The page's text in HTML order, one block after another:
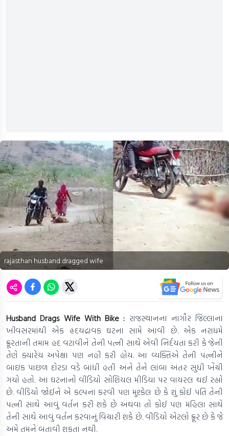
rajasthan husband dragged wife
Husband Drags Wife With Bike : રાજસ્થાનના નાગૌર જિલ્લાના
ખીંવસરમાંથી એક હૃદયદ્રાવક ઘટના સામે આવી છે. એક નરાધમે
ક્રૂરતાની તમામ હદ વટાવીને તેની પત્ની સાથે એવી નિર્દયતા કરી કે જેની
તેણે ક્યારેય અપેક્ષા પણ નહીં કરી હોય. આ વ્યક્તિએ તેની પત્નીને
બાઇક પાછળ દોરડા વડે બાંધી હતી અને તેને લાંબા અંતર સુધી ખેંચી
ગયો હતો. આ ઘટનાનો વીડિયો સોશિયલ મીડિયા પર વાયરલ થઈ રહ્યો
છે. વીડિયો જોઈને એ કલ્પના કરવી પણ મુશ્કેલ છે કે શું કોઈ પતિ તેની
પત્ની સાથે આવું વર્તન કરી શકે છે અથવા તો કોઈ પણ મહિલા સાથે
તેની સાથે આવું વર્તન કરવાનું વિચારી શકે છે. વીડિયો એટલો ક્રૂર છે કે જે
અમે તમને બતાવી શકતા નથી.